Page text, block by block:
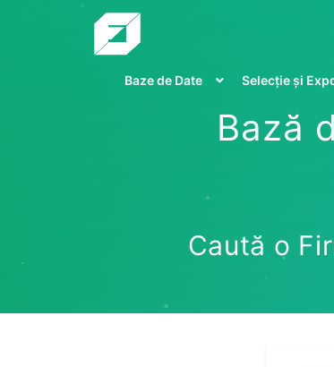
Baze de Date Selecție și
Bază
Caută o